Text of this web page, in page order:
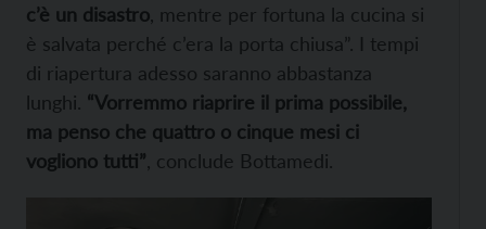
c’è un disastro , mentre per fortuna la cucina si
è salvata perché c’era la porta chiusa”. I tempi
di riapertura adesso saranno abbastanza
lunghi. “Vorremmo riaprire il prima possibile,
ma penso che quattro o cinque mesi ci
vogliono tutti” , conclude Bottamedi.